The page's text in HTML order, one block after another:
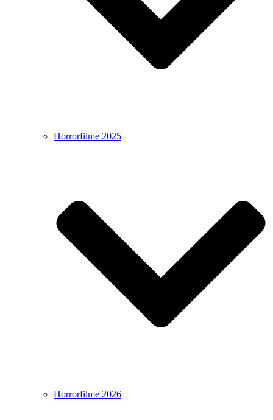
Horrorfilme 2025
Horrorfilme 2026